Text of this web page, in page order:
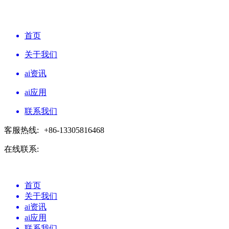
首页
关于我们
ai资讯
ai应用
联系我们
客服热线: +86-13305816468
在线联系:
首页
关于我们
ai资讯
ai应用